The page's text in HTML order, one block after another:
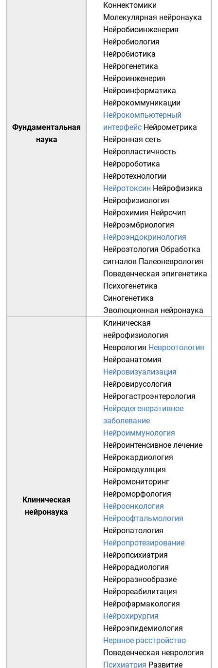
Фундаментальная
наука
Коннектомики
Молекулярная нейронаука
Нейробиоинженерия
Нейробиология
Нейробиотика
Нейрогенетика
Нейроинженерия
Нейроинформатика
Нейрокоммуникации
Нейрокомпьютерный
интерфейс Нейрометрика
Нейронная сеть
Нейропластичность
Нейророботика
Нейротехнологии
Нейротоксин Нейрофизика
Нейрофизиология
Нейрохимия Нейрочип
Нейроэмбриология
Нейроэндокринология
Нейроэтология Обработка
сигналов Палеоневрология
Поведенческая эпигенетика
Психогенетика
Синогенетика
Эволюционная нейронаука
Клиническая
нейронаука
Клиническая
нейрофизиология
Неврология Невроотология
Нейроанатомия
Нейровизуализация
Нейровирусология
Нейрогастроэнтерология
Нейродегенеративное
заболевание
Нейроиммунология
Нейроинтенсивное лечение
Нейрокардиология
Нейромодуляция
Нейромониторинг
Нейроморфология
Нейроонкология
Нейроофтальмология
Нейропатология
Нейропротезирование
Нейропсихиатрия
Нейрорадиология
Нейроразнообразие
Нейрореабилитация
Нейрофармакология
Нейрохирургия
Нейроэпидемиология
Нервное расстройство
Поведенческая неврология
Психиатрия Развитие